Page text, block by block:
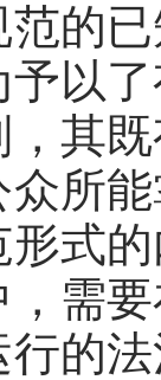
的
以
其
所
式
需
的